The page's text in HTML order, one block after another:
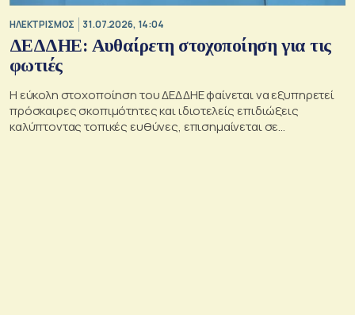
ΗΛΕΚΤΡΙΣΜΟΣ 31.07.2026, 14:04
ΔΕΔΔΗΕ: Αυθαίρετη στοχοποίηση για τις
φωτιές
Η εύκολη στοχοποίηση του ΔΕΔΔΗΕ φαίνεται να εξυπηρετεί
πρόσκαιρες σκοπιμότητες και ιδιοτελείς επιδιώξεις
καλύπτοντας τοπικές ευθύνες, επισημαίνεται σε